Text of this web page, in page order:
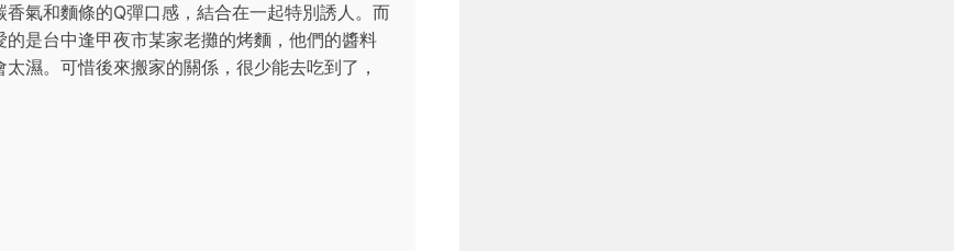
氣和麵條的Q彈口感，結合在一起特別誘人。而
是台中逢甲夜市某家老攤的烤麵，他們的醬料
濕。可惜後來搬家的關係，很少能去吃到了，